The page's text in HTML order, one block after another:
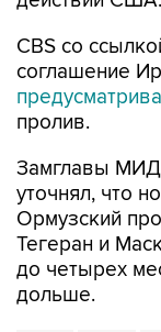
пролив.
Замглавы МИД
Ормузский
Тегеран и
до четырех
дольше.
Иран Оман